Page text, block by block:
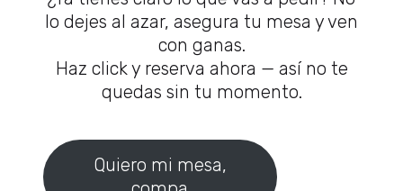
lo dejes al azar, asegura tu mesa y ven
con ganas.
Haz click y reserva ahora — así no te
quedas sin tu momento.
Quiero mi mesa,